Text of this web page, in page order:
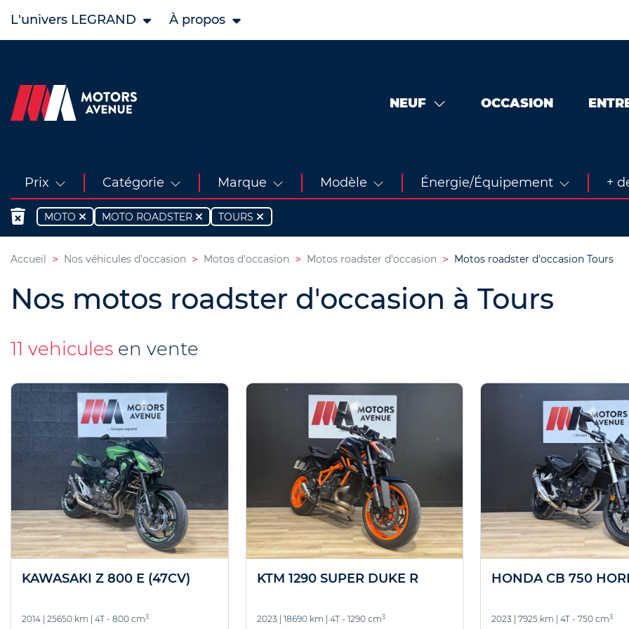
L'univers LEGRAND À propos
NEUF OCCASION
Prix Catégorie Marque Modèle Énergie/Équipement +
MOTO MOTO ROADSTER TOURS
Accueil Nos véhicules d’occasion Motos d'occasion Motos roadster d'occasion Motos roadster d'occasion Tours
Nos motos roadster d'occasion à Tours
11 vehicules en vente
KAWASAKI Z 800 E (47CV)
2014 25650 km 4T - 800 cm3
KTM 1290 SUPER DUKE R
2023 18690 km 4T - 1290 cm3
HONDA CB 750
2023 7925 km 4T - 750 cm3